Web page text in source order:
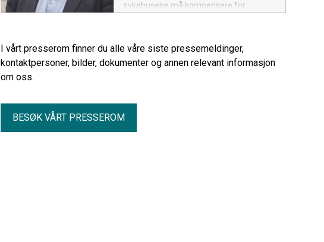
sykehusene må kompensere for
I vårt presserom finner du alle våre siste pressemeldinger,
kontaktpersoner, bilder, dokumenter og annen relevant informasjon
om oss.
BESØK VÅRT PRESSEROM